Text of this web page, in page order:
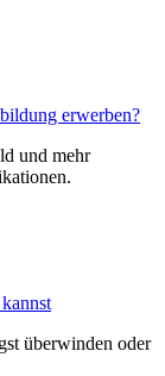
erwerben?
und mehr
überwinden oder